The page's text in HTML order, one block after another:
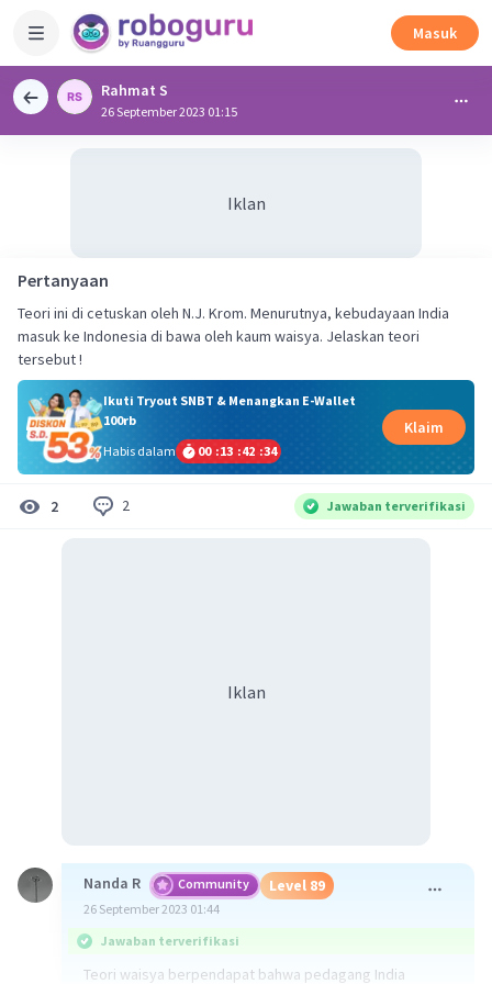
Masuk
Rahmat S
26 September 2023 01:15
Iklan
Pertanyaan
Teori ini di cetuskan oleh N.J. Krom. Menurutnya, kebudayaan India
masuk ke Indonesia di bawa oleh kaum waisya. Jelaskan teori
tersebut !
Ikuti Tryout SNBT & Menangkan E-Wallet
100rb
Habis dalam
00 :13 :42 :34
Klaim
2 2 Jawaban terverifikasi
Iklan
Nanda R Community Level 89
26 September 2023 01:44
Jawaban terverifikasi
Teori waisya berpendapat bahwa pedagang India